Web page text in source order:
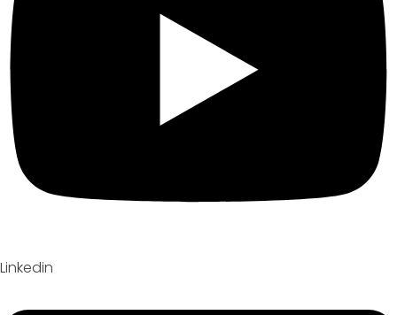
Linkedin